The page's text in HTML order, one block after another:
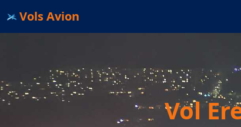
Vols Avion
Vol